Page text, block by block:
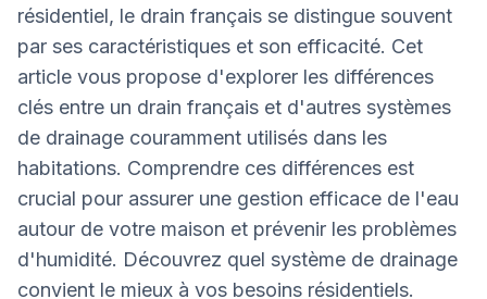
résidentiel, le drain français se distingue souvent
par ses caractéristiques et son efficacité. Cet
article vous propose d'explorer les différences
clés entre un drain français et d'autres systèmes
de drainage couramment utilisés dans les
habitations. Comprendre ces différences est
crucial pour assurer une gestion efficace de l'eau
autour de votre maison et prévenir les problèmes
d'humidité. Découvrez quel système de drainage
convient le mieux à vos besoins résidentiels.